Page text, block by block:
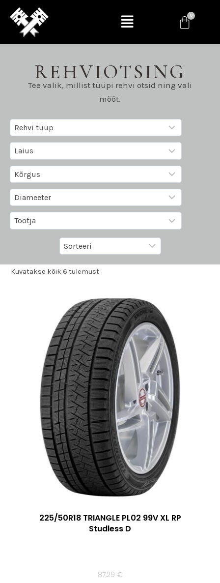
REHVIOTSING
Tee valik, millist tüüpi rehvi otsid ning vali
mõõt.
Kuvatakse kõik 6 tulemust
225/50R18 TRIANGLE PL02 99V XL RP
Studless D
87,29 €